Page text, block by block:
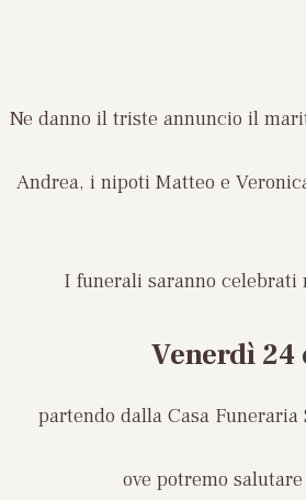
Ne danno il triste annuncio il
Andrea, i nipoti Matteo e
I funerali saranno celebrati
Venerdì 24
partendo dalla Casa Funeraria
ove potremo